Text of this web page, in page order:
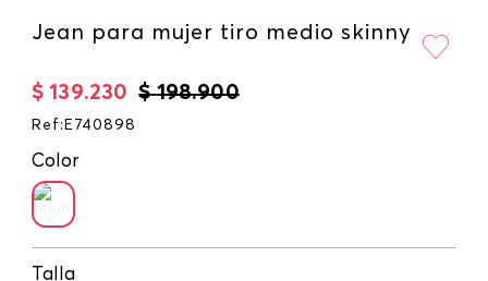
Jean para mujer tiro medio skinny
$ 198.900
$ 139.230
Ref : E740898
Color
Talla